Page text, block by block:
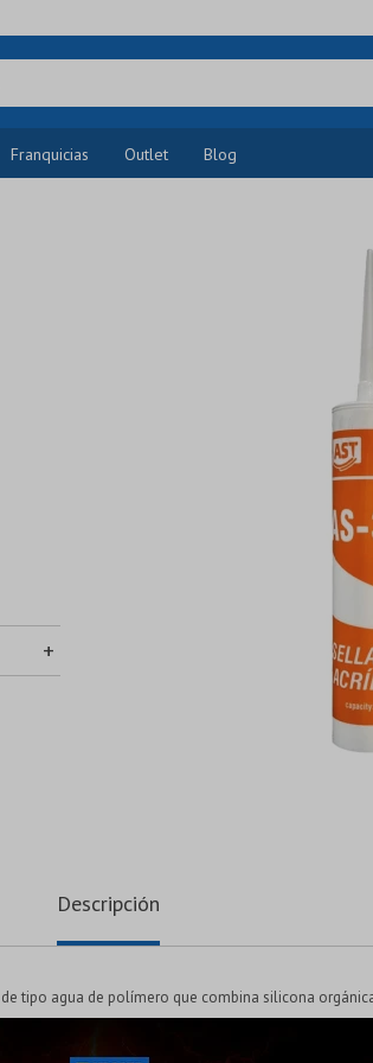
Franquicias Outlet Blog
Descripción
tipo agua de polímero que combina silicona
acrílico de alto rendimiento proporciona una
permite una expansión y contracción continuas sin